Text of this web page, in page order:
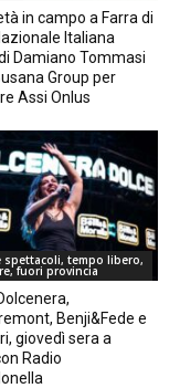
in campo a Farra di
Italiana
Damiano Tommasi
Group per
Assi Onlus
spettacoli, tempo libero,
fuori provincia
Benji&Fede e
giovedì sera a
Radio